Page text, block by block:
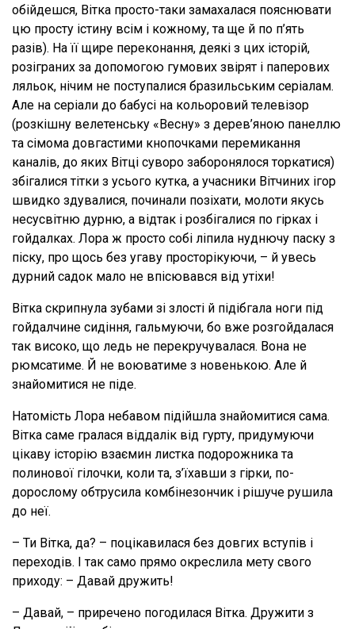
обійдешся, Вітка просто-таки замахалася пояснювати
цю просту істину всім і кожному, та ще й по п’ять
разів). На її щире переконання, деякі з цих історій,
розіграних за допомогою гумових звірят і паперових
ляльок, нічим не поступалися бразильським серіалам.
Але на серіали до бабусі на кольоровий телевізор
(розкішну велетенську «Весну» з дерев’яною панеллю
та сімома довгастими кнопочками перемикання
каналів, до яких Вітці суворо заборонялося торкатися)
збігалися тітки з усього кутка, а учасники Вітчиних ігор
швидко здувалися, починали позіхати, молоти якусь
несусвітню дурню, а відтак і розбігалися по гірках і
гойдалках. Лора ж просто собі ліпила нуднючу паску з
піску, про щось без угаву просторікуючи, – й увесь
дурний садок мало не впісювався від утіхи!
Вітка скрипнула зубами зі злості й підібгала ноги під
гойдалчине сидіння, гальмуючи, бо вже розгойдалася
так високо, що ледь не перекручувалася. Вона не
рюмсатиме. Й не воюватиме з новенькою. Але й
знайомитися не піде.
Натомість Лора небавом підійшла знайомитися сама.
Вітка саме гралася віддалік від гурту, придумуючи
цікаву історію взаємин листка подорожника та
полинової гілочки, коли та, з’їхавши з гірки, по-
дорослому обтрусила комбінезончик і рішуче рушила
до неї.
– Ти Вітка, да? – поцікавилася без довгих вступів і
переходів. І так само прямо окреслила мету свого
приходу: – Давай дружить!
– Давай, – приречено погодилася Вітка. Дружити з